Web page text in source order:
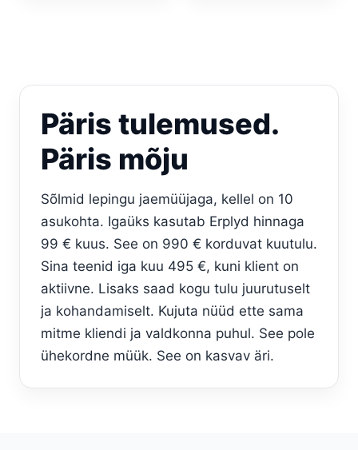
Päris tulemused.
Päris mõju
Sõlmid lepingu jaemüüjaga, kellel on 10
asukohta. Igaüks kasutab Erplyd hinnaga
99 € kuus. See on 990 € korduvat kuutulu.
Sina teenid iga kuu 495 €, kuni klient on
aktiivne. Lisaks saad kogu tulu juurutuselt
ja kohandamiselt. Kujuta nüüd ette sama
mitme kliendi ja valdkonna puhul. See pole
ühekordne müük. See on kasvav äri.